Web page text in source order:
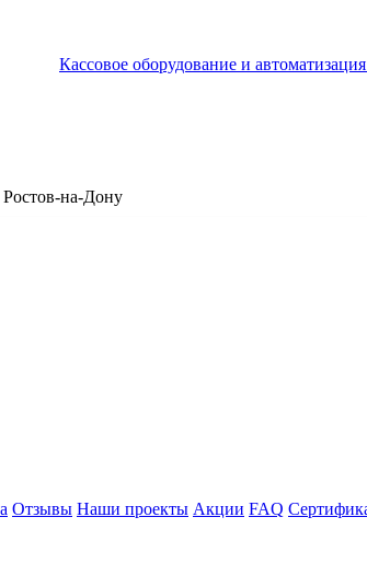
Кассовое оборудование и
​Ростов-на-Дону
Отзывы Наши проекты Акции FAQ